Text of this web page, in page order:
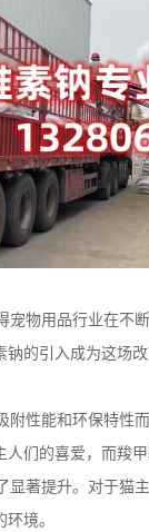
物用品行业在不
的引入成为这场
性能和环保特性
们的喜爱，而羧
著提升。对于猫
境。